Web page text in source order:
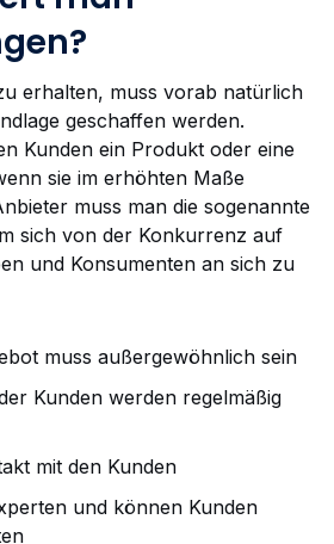
erhalten, muss vorab natürlich
geschaffen werden.
Kunden ein Produkt oder eine
sie im erhöhten Maße
muss man die sogenannte
sich von der Konkurrenz auf
und Konsumenten an sich zu
muss außergewöhnlich sein
Kunden werden regelmäßig
mit den Kunden
und können Kunden